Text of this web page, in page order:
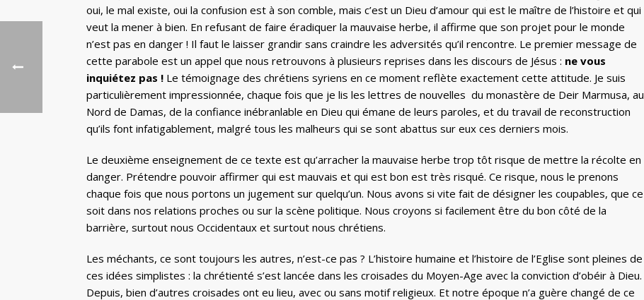
oui, le mal existe, oui la confusion est à son comble, mais c’est un Dieu d’amour qui est le maître de l’histoire et qui
veut la mener à bien. En refusant de faire éradiquer la mauvaise herbe, il affirme que son projet pour le monde
n’est pas en danger ! Il faut le laisser grandir sans craindre les adversités qu’il rencontre. Le premier message de
cette parabole est un appel que nous retrouvons à plusieurs reprises dans les discours de Jésus : ne vous
inquiétez pas ! Le témoignage des chrétiens syriens en ce moment reflète exactement cette attitude. Je suis
particulièrement impressionnée, chaque fois que je lis les lettres de nouvelles du monastère de Deir Marmusa, au
Nord de Damas, de la confiance inébranlable en Dieu qui émane de leurs paroles, et du travail de reconstruction
qu’ils font infatigablement, malgré tous les malheurs qui se sont abattus sur eux ces derniers mois.
Le deuxième enseignement de ce texte est qu’arracher la mauvaise herbe trop tôt risque de mettre la récolte en
danger. Prétendre pouvoir affirmer qui est mauvais et qui est bon est très risqué. Ce risque, nous le prenons
chaque fois que nous portons un jugement sur quelqu’un. Nous avons si vite fait de désigner les coupables, que ce
soit dans nos relations proches ou sur la scène politique. Nous croyons si facilement être du bon côté de la
barrière, surtout nous Occidentaux et surtout nous chrétiens.
Les méchants, ce sont toujours les autres, n’est-ce pas ? L’histoire humaine et l’histoire de l’Eglise sont pleines de
ces idées simplistes : la chrétienté s’est lancée dans les croisades du Moyen-Age avec la conviction d’obéir à Dieu.
Depuis, bien d’autres croisades ont eu lieu, avec ou sans motif religieux. Et notre époque n’a guère changé de ce